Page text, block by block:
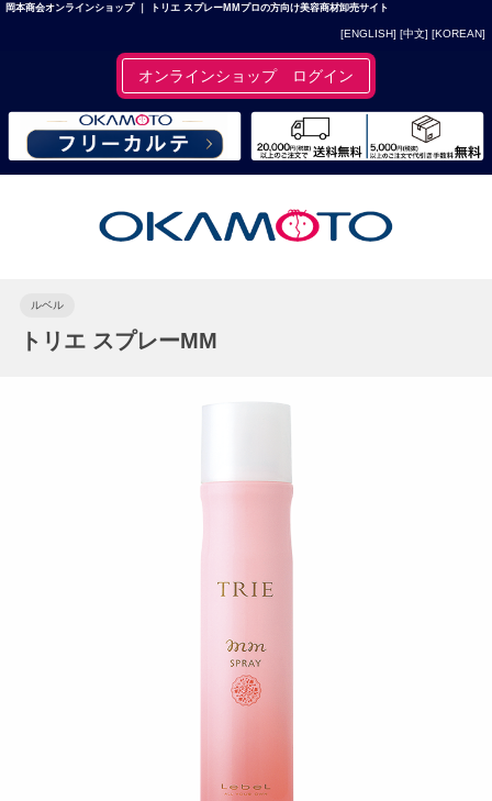
岡本商会オンラインショップ ｜ トリエ スプレーMMプロの方向け美容商材卸売サイト
[ENGLISH] [中文] [KOREAN]
オンラインショップ ログイン
ルベル
トリエ スプレーMM